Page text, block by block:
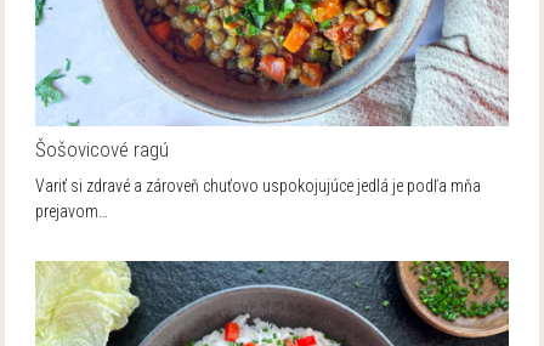
Šošovicové ragú
Variť si zdravé a zároveň chuťovo uspokojujúce jedlá je podľa mňa
prejavom…